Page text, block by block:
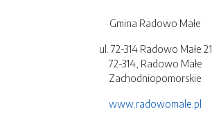
Gmina Radowo Małe
ul. 72-314 Radowo Małe 21
72-314, Radowo Małe
Zachodniopomorskie
www.radowomale.pl